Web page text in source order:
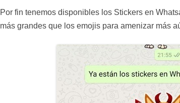
Por fin tenemos disponibles los Stickers en
más grandes que los emojis para amenizar más